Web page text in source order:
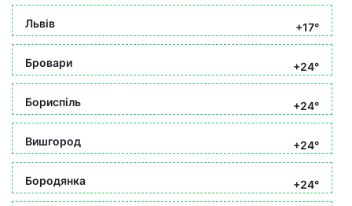
Львів +17°
Бровари +24°
Бориспіль +24°
Вишгород +24°
Бородянка +24°